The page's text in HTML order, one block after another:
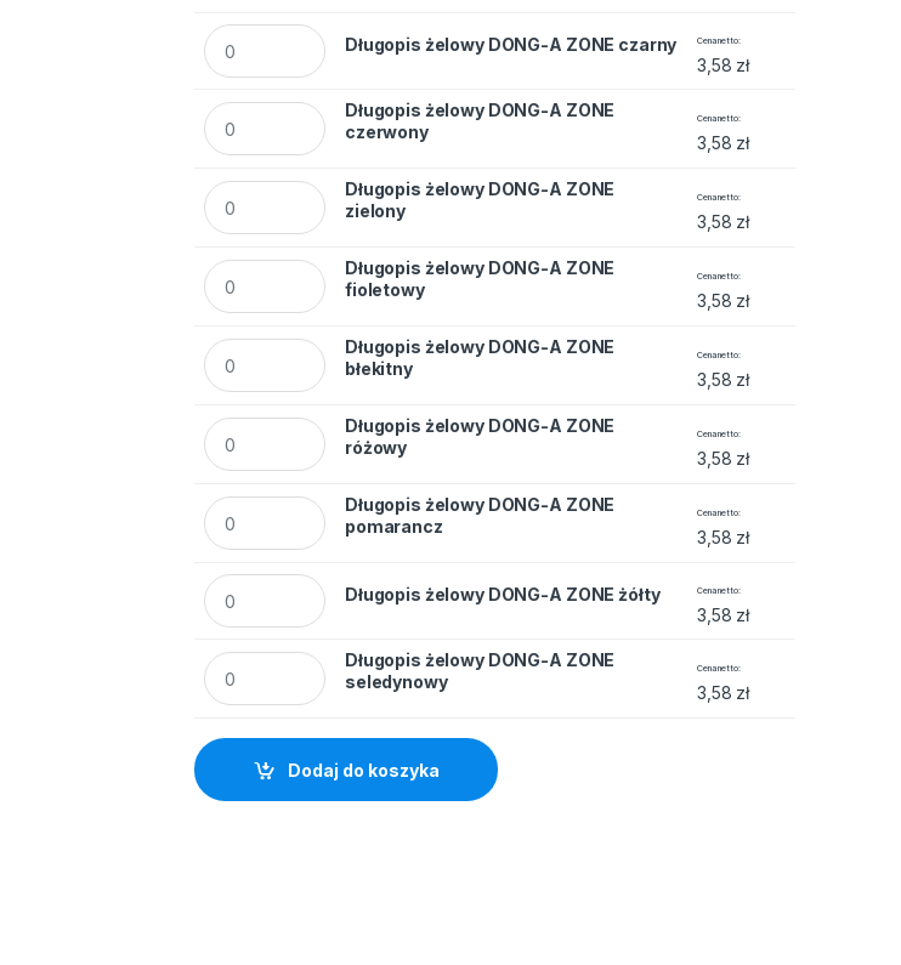
Długopis żelowy DONG-A ZONE czarny quantity
Długopis żelowy DONG-A ZONE czarny Cena netto
3,58 zł
Długopis żelowy DONG-A ZONE czerwony quantity
Długopis żelowy DONG-A ZONE
czerwony
Cena netto
3,58 zł
Długopis żelowy DONG-A ZONE zielony quantity
Długopis żelowy DONG-A ZONE
zielony
Cena netto
3,58 zł
Długopis żelowy DONG-A ZONE fioletowy quantity
Długopis żelowy DONG-A ZONE
fioletowy
Cena netto
3,58 zł
Długopis żelowy DONG-A ZONE błekitny quantity
Długopis żelowy DONG-A ZONE
błekitny
Cena netto
3,58 zł
Długopis żelowy DONG-A ZONE różowy quantity
Długopis żelowy DONG-A ZONE
różowy
Cena netto
3,58 zł
Długopis żelowy DONG-A ZONE pomarancz quantity
Długopis żelowy DONG-A ZONE
pomarancz
Cena netto
3,58 zł
Długopis żelowy DONG-A ZONE żółty quantity
Długopis żelowy DONG-A ZONE żółty Cena netto
3,58 zł
Długopis żelowy DONG-A ZONE seledynowy quantity
Długopis żelowy DONG-A ZONE
seledynowy
Cena netto
3,58 zł
Dodaj do koszyka